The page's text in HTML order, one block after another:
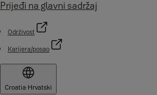
Prijeđi na glavni sadržaj
Održivost
Karijera/posao
Croatia·Hrvatski